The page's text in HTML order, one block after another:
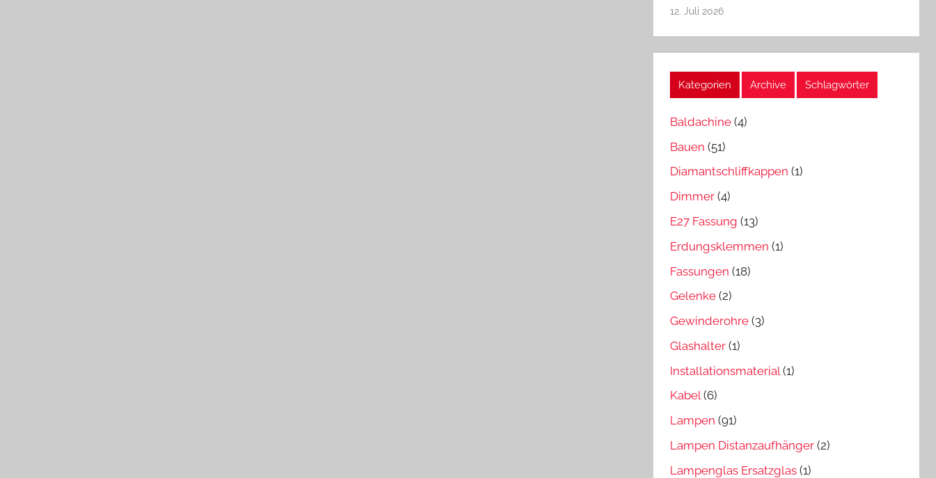
12. Juli 2026
Kategorien Archive Schlagwörter
Baldachine (4)
Bauen (51)
Diamantschliffkappen (1)
Dimmer (4)
E27 Fassung (13)
Erdungsklemmen (1)
Fassungen (18)
Gelenke (2)
Gewinderohre (3)
Glashalter (1)
Installationsmaterial (1)
Kabel(6)
Lampen (91)
Lampen Distanzaufhänger (2)
Lampenglas Ersatzglas (1)